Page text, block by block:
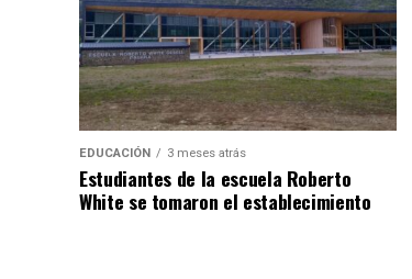
EDUCACIÓN 3 meses atrás
Estudiantes de la escuela Roberto
White se tomaron el establecimiento